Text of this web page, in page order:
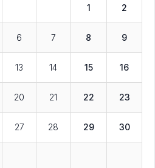
1 2
6 7 8 9
13 14 15 16
20 21 22 23
27 28 29 30